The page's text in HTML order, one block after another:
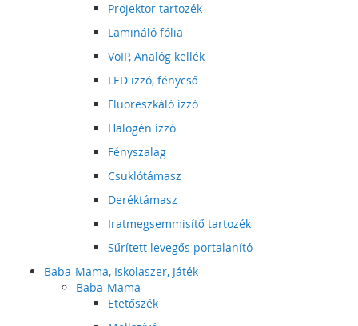
Projektor tartozék
Lamináló fólia
VoIP, Analóg kellék
LED izzó, fénycső
Fluoreszkáló izzó
Halogén izzó
Fényszalag
Csuklótámasz
Deréktámasz
Iratmegsemmisítő tartozék
Sűrített levegős portalanító
Baba-Mama, Iskolaszer, Játék
Baba-Mama
Etetőszék